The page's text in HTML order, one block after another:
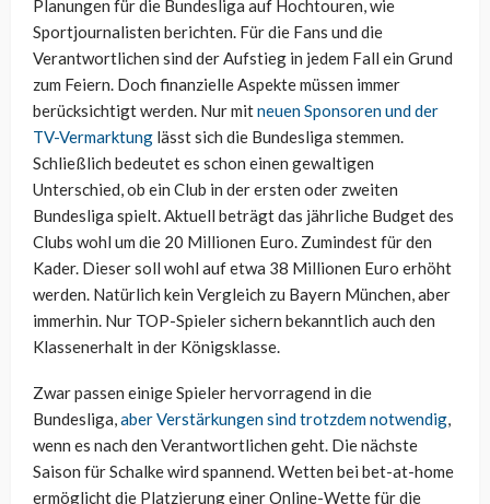
Planungen für die Bundesliga auf Hochtouren, wie
Sportjournalisten berichten. Für die Fans und die
Verantwortlichen sind der Aufstieg in jedem Fall ein Grund
zum Feiern. Doch finanzielle Aspekte müssen immer
berücksichtigt werden. Nur mitneuen Sponsoren und der
TV-Vermarktung lässt sich die Bundesliga stemmen.
Schließlich bedeutet es schon einen gewaltigen
Unterschied, ob ein Club in der ersten oder zweiten
Bundesliga spielt. Aktuell beträgt das jährliche Budget des
Clubs wohl um die 20 Millionen Euro. Zumindest für den
Kader. Dieser soll wohl auf etwa 38 Millionen Euro erhöht
werden. Natürlich kein Vergleich zu Bayern München, aber
immerhin. Nur TOP-Spieler sichern bekanntlich auch den
Klassenerhalt in der Königsklasse.
Zwar passen einige Spieler hervorragend in die
Bundesliga,aber Verstärkungen sind trotzdem notwendig,
wenn es nach den Verantwortlichen geht. Die nächste
Saison für Schalke wird spannend. Wetten bei bet-at-home
ermöglicht die Platzierung einer Online-Wette für die